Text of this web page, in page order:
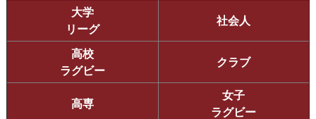
大学
リーグ
社会人
高校
ラグビー
クラブ
高専
女子
ラグビー